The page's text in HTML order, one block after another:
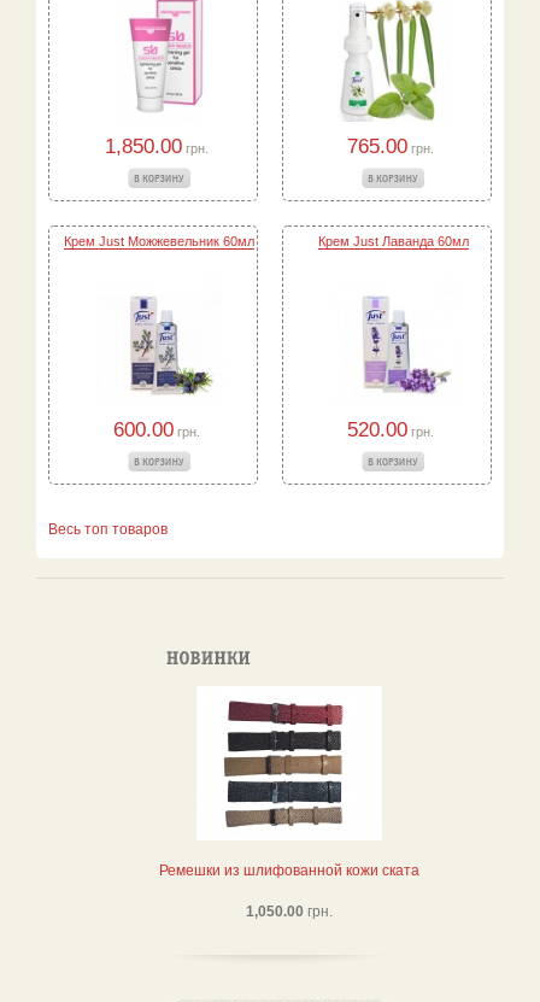
1,850.00грн. 765.00грн.
Крем Just Можжевельник 60мл
600.00грн.
Крем Just Лаванда 60мл
520.00грн.
Весь топ товаров
Ремешки из шлифованной кожи ската
1,050.00 грн.